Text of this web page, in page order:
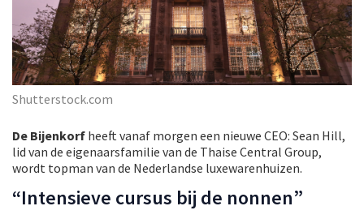
Shutterstock.com
De Bijenkorf heeft vanaf morgen een nieuwe CEO: Sean Hill,
lid van de eigenaarsfamilie van de Thaise Central Group,
wordt topman van de Nederlandse luxewarenhuizen.
“Intensieve cursus bij de nonnen”